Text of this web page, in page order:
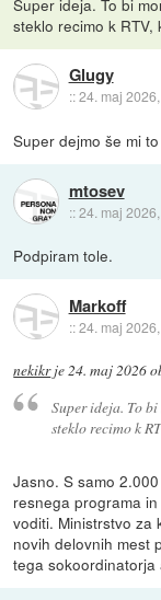
Super ideja. To bi
steklo recimo k
Glugy
::24. maj
Super dejmo še mi
mtosev
::24. maj
Podpiram tole.
Markoff
::24. maj
nekikrje24. maj 2026
Super ideja. To
steklo recimo k
Jasno. S samo
resnega programa
voditi. Ministrstvo za
novih delovnih mest
tega